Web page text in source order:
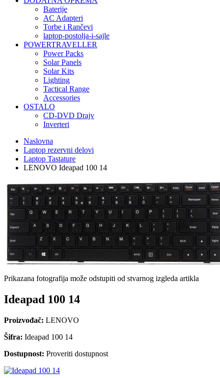
Baterije
AC Adapteri
Torbe i Rančevi
laptop-postolja-i-sajle
POWERTRAVELLER
Power Packs
Solar Panels
Solar Kits
Lighting
Tactical Range
Accessories
OSTALO
CD-DVD Drajv
Inverteri
Naslovna
Laptop rezervni delovi
Laptop Tastature
LENOVO Ideapad 100 14
Prikazana fotografija može odstupiti od stvarnog izgleda artikla
Ideapad 100 14
Proizvođač: LENOVO
Šifra: Ideapad 100 14
Dostupnost: Proveriti dostupnost